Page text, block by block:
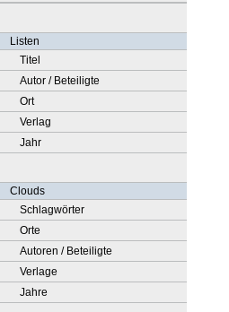
Listen
Titel
Autor / Beteiligte
Ort
Verlag
Jahr
Clouds
Schlagwörter
Orte
Autoren / Beteiligte
Verlage
Jahre